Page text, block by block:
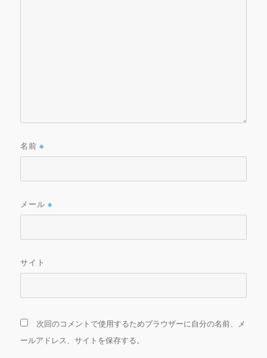
名前※
メール※
サイト
次回のコメントで使用するためブラウザーに自分の名前、メ
ールアドレス、サイトを保存する。